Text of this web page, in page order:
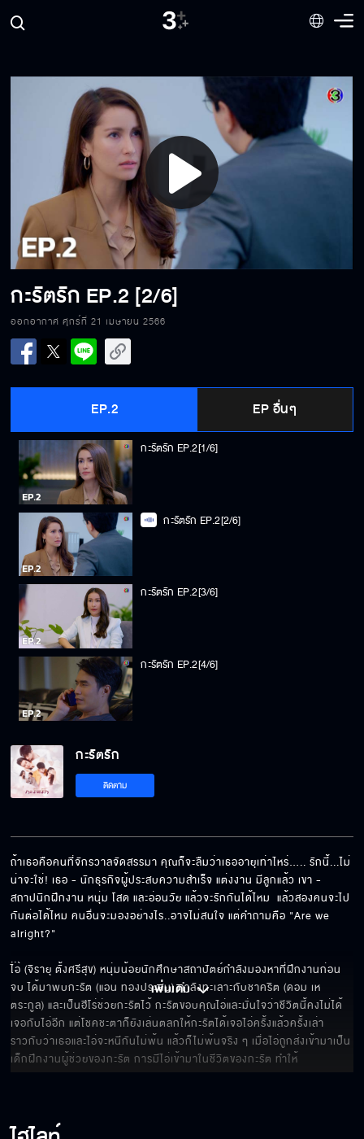
Play
Video
กะรัตรัก EP.2 [2/6]
ออกอากาศ ศุกร์ที่ 21 เมษายน 2566
EP.2 EP อื่นๆ
กะรัตรัก EP.2[1/6]
กะรัตรัก EP.2[2/6]
กะรัตรัก EP.2[3/6]
กะรัตรัก EP.2[4/6]
กะรัตรัก
ติดตาม
ถ้าเธอคือคนที่จักรวาลจัดสรรมา คุณก็จะลืมว่าเธออายุเท่าไหร่….. รักนี้...ไม่
น่าจะใช่! เธอ - นักธุรกิจผู้ประสบความสำเร็จ แต่งงาน มีลูกแล้ว เขา -
สถาปนิกฝึกงาน หนุ่ม โสด และอ่อนวัย แล้วจะรักกันได้ไหม  แล้วสองคนจะไป
กันต่อได้ไหม คนอื่นจะมองอย่างไร..อาจไม่สนใจ แต่คำถามคือ "Are we
alright?"
ไอ่ (จิรายุ ตั้งศรีสุข) หนุ่มน้อยนักศึกษาสถาปัตย์กำลังมองหาที่ฝึกงานก่อน
จบ ได้มาพบกะรัต (แอน ทองประสม) กำลังทะเลาะกับชาคริต (ดอม เห
ตระกูล) และเป็นฮีโร่ช่วยกะรัตไว้ กะรัตขอบคุณไอ่และมั่นใจว่าชีวิตนี้คงไม่ได้
เจอกับไอ่อีก แต่โชคชะตาก็ยังเล่นตลกให้กะรัตได้เจอไอ่ครั้งแล้วครั้งเล่า
ราวกับว่าเธอและไอ่จะหนีกันไม่พ้น แล้วก็ไม่พ้นจริง ๆ เมื่อไอ่ถูกส่งเข้ามาเป็น
เด็กฝึกงานผู้ช่วยของกะรัต การมีไอ่เข้ามาในชีวิตของกะรัต ทำให้
...
เพิ่มเติม